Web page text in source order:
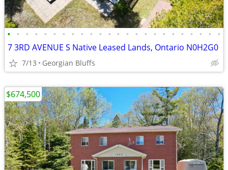
• • • • • • • • • • • • • • • • • • • • • • • •
7 3RD AVENUE S Native Leased Lands, Ontario N0H2G0
7/13 Georgian Bluffs
$674,500